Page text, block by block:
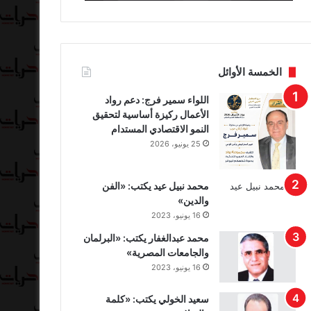
الخمسة الأوائل
اللواء سمير فرج: دعم رواد
الأعمال ركيزة أساسية لتحقيق
النمو الاقتصادي المستدام
25 يونيو، 2026
محمد نبيل عيد يكتب: «الفن
والدين»
16 يونيو، 2023
محمد عبدالغفار يكتب: «البرلمان
والجامعات المصرية»
16 يونيو، 2023
سعيد الخولي يكتب: «كلمة